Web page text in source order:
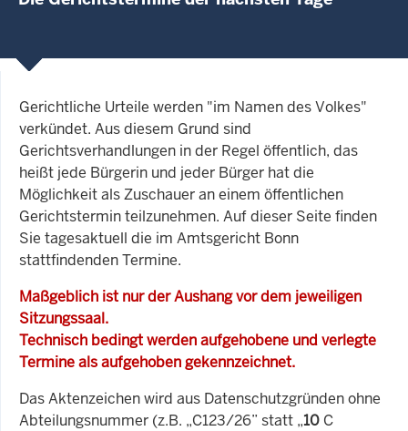
Gerichtliche Urteile werden "im Namen des Volkes"
verkündet. Aus diesem Grund sind
Gerichtsverhandlungen in der Regel öffentlich, das
heißt jede Bürgerin und jeder Bürger hat die
Möglichkeit als Zuschauer an einem öffentlichen
Gerichtstermin teilzunehmen. Auf dieser Seite finden
Sie tagesaktuell die im Amtsgericht Bonn
stattfindenden Termine.
Maßgeblich ist nur der Aushang vor dem jeweiligen
Sitzungssaal.
Technisch bedingt werden aufgehobene und verlegte
Termine als aufgehoben gekennzeichnet.
Das Aktenzeichen wird aus Datenschutzgründen ohne
Abteilungsnummer (z.B. „C123/26” statt „10 C